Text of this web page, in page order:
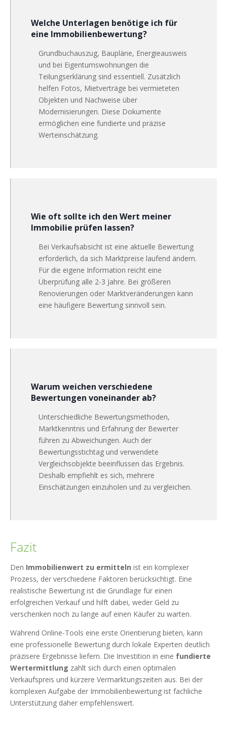
Welche Unterlagen benötige ich für
eine Immobilienbewertung?
Grundbuchauszug, Baupläne, Energieausweis
und bei Eigentumswohnungen die
Teilungserklärung sind essentiell. Zusätzlich
helfen Fotos, Mietverträge bei vermieteten
Objekten und Nachweise über
Modernisierungen. Diese Dokumente
ermöglichen eine fundierte und präzise
Werteinschätzung.
Wie oft sollte ich den Wert meiner
Immobilie prüfen lassen?
Bei Verkaufsabsicht ist eine aktuelle Bewertung
erforderlich, da sich Marktpreise laufend ändern.
Für die eigene Information reicht eine
Überprüfung alle 2-3 Jahre. Bei größeren
Renovierungen oder Marktveränderungen kann
eine häufigere Bewertung sinnvoll sein.
Warum weichen verschiedene
Bewertungen voneinander ab?
Unterschiedliche Bewertungsmethoden,
Marktkenntnis und Erfahrung der Bewerter
führen zu Abweichungen. Auch der
Bewertungsstichtag und verwendete
Vergleichsobjekte beeinflussen das Ergebnis.
Deshalb empfiehlt es sich, mehrere
Einschätzungen einzuholen und zu vergleichen.
Fazit
Den Immobilienwert zu ermitteln ist ein komplexer
Prozess, der verschiedene Faktoren berücksichtigt. Eine
realistische Bewertung ist die Grundlage für einen
erfolgreichen Verkauf und hilft dabei, weder Geld zu
verschenken noch zu lange auf einen Käufer zu warten.
Während Online-Tools eine erste Orientierung bieten, kann
eine professionelle Bewertung durch lokale Experten deutlich
präzisere Ergebnisse liefern. Die Investition in eine fundierte
Wertermittlung zahlt sich durch einen optimalen
Verkaufspreis und kürzere Vermarktungszeiten aus. Bei der
komplexen Aufgabe der Immobilienbewertung ist fachliche
Unterstützung daher empfehlenswert.